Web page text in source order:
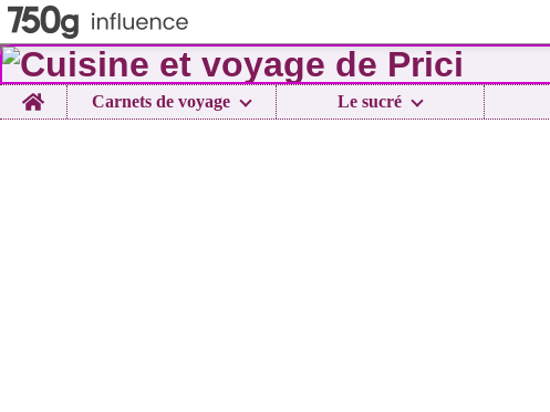
Home Carnets de voyage Le sucré